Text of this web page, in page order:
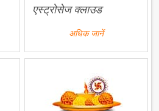
एस्ट्रोसेज क्लाउड
अधिक जानें